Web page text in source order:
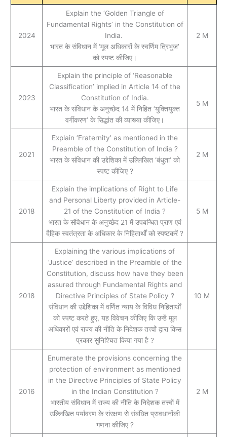
2024
Explain the ‘Golden Triangle of
Fundamental Rights’ in the Constitution of
India.
भारत के संविधान में ‘मूल अधिकारों के स्वर्णिम त्रिभुज’
को स्पष्ट कीजिए।
2 M
2023
Explain the principle of ‘Reasonable
Classification’ implied in Article 14 of the
Constitution of India.
भारत के संविधान के अनुच्छेद 14 में निहित ‘युक्तियुक्त
वर्गीकरण’ के सिद्धांत की व्याख्या कीजिए।
5 M
2021
Explain ‘Fraternity’ as mentioned in the
Preamble of the Constitution of India ?
भारत के संविधान की उद्देशिका में उल्लिखित ‘बंधुता’ को
स्पष्ट कीजिए ?
2 M
2018
Explain the implications of Right to Life
and Personal Liberty provided in Article-
21 of the Constitution of India ?
भारत के संविधान के अनुच्छेद 21 में उपबन्धित प्राण एवं
दैहिक स्वतंत्रता के अधिकार के निहितार्थों को स्पष्टकरें ?
5 M
2018
Explaining the various implications of
‘Justice’ described in the Preamble of the
Constitution, discuss how have they been
assured through Fundamental Rights and
Directive Principles of State Policy ?
संविधान की उद्देशिका में वर्णित न्याय के विविध निहितार्थों
को स्पष्ट करते हुए, यह विवेचन कीजिए कि उन्हें मूल
अधिकारों एवं राज्य की नीति के निदेशक तत्त्वों द्वारा किस
प्रकार सुनिश्चित किया गया है ?
10 M
2016
Enumerate the provisions concerning the
protection of environment as mentioned
in the Directive Principles of State Policy
in the Indian Constitution ?
भारतीय संविधान में राज्य की नीति के निदेशक तत्त्वों में
उल्लिखित पर्यावरण के संरक्षण से संबंधित प्रावधानोंकी
गणना कीजिए ?
2 M